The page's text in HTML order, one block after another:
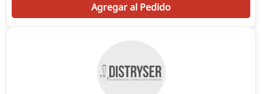
Agregar al Pedido